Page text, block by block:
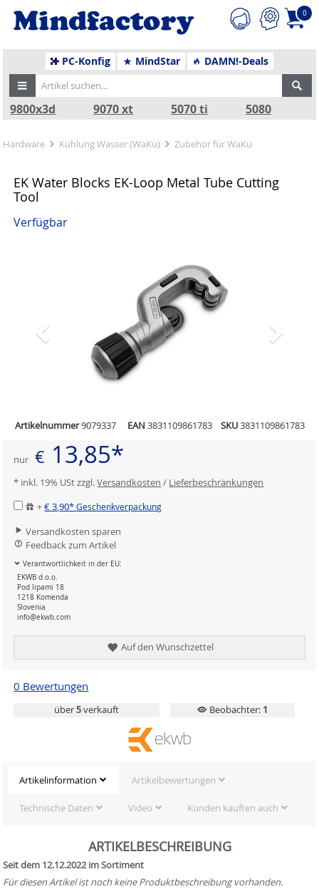
0
PC-Konfig MindStar DAMN!-Deals
9800x3d 9070 xt 5070 ti 5080
Hardware Kühlung Wasser (WaKü) Zubehör für WaKü
EK Water Blocks EK-Loop Metal Tube Cutting
Tool
Verfügbar
Artikelnummer9079337 EAN 3831109861783 SKU3831109861783
nur € 13,85*
* inkl. 19% USt zzgl.Versandkosten / Lieferbeschränkungen
+€ 3,90*Geschenkverpackung
Versandkosten sparen
Feedback zum Artikel
Verantwortlichkeit in der EU:
EKWB d.o.o.
Pod lipami 18
1218 Komenda
Slovenia
info@ekwb.com
Auf den Wunschzettel
0 Bewertungen
über5verkauft Beobachter: 1
Artikelinformation Artikelbewertungen
Technische Daten Video Kunden kauften auch
ARTIKELBESCHREIBUNG
Seit dem 12.12.2022 im Sortiment
Für diesen Artikel ist noch keine Produktbeschreibung vorhanden.